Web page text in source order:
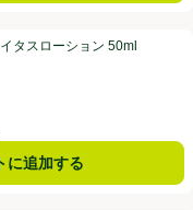
タスローション 50ml
に追加する